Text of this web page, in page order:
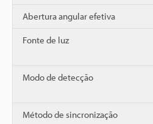
Abertura angular efetiva
Fonte de luz
Modo de detecção
Método de sincronização